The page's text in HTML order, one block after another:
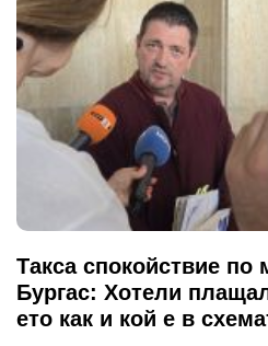
Такса спокойствие по
Бургас: Хотели
ето как и кой е в